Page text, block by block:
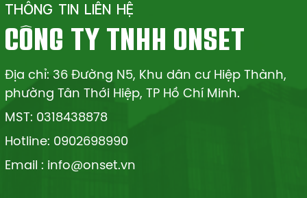
THÔNG TIN LIÊN HỆ
CÔNG TY TNHH ONSET
Địa chỉ: 36 Đường N5, Khu dân cư Hiệp Thành,
phường Tân Thới Hiệp, TP Hồ Chí Minh.
MST: 0318438878
Hotline: 0902698990
Email : info@onset.vn